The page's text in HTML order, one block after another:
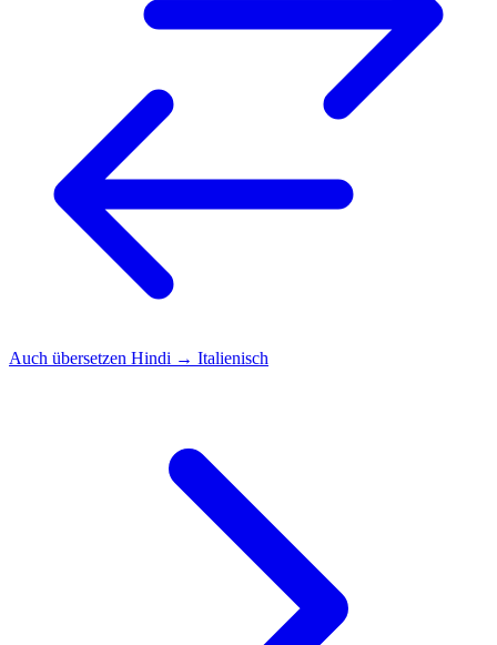
Auch übersetzen Hindi → Italienisch